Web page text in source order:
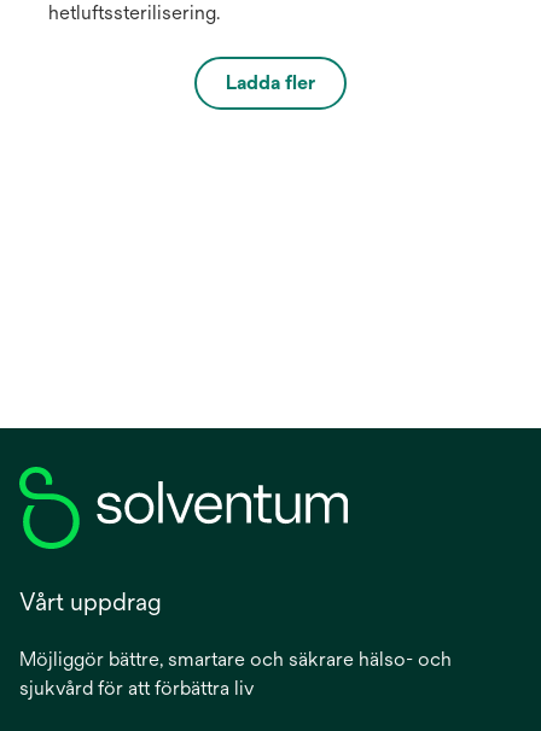
hetluftssterilisering.
Ladda fler
Vårt uppdrag
Möjliggör bättre, smartare och säkrare hälso- och
sjukvård för att förbättra liv